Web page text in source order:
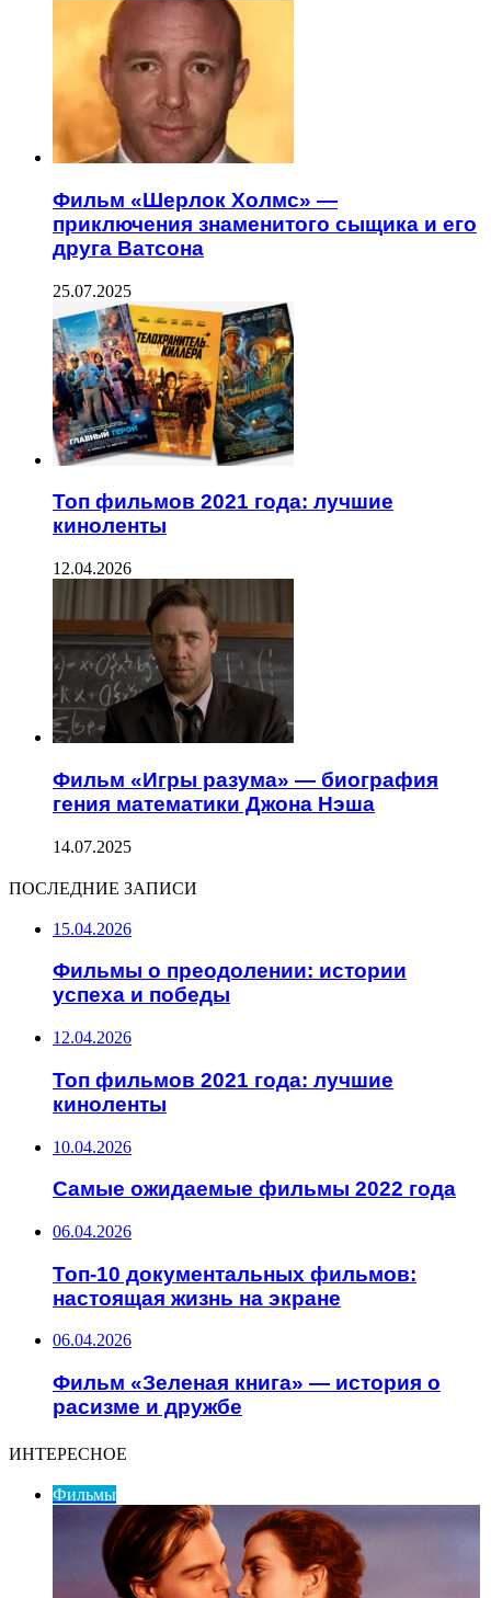
Фильм «Шерлок Холмс» —
приключения знаменитого сыщика и его
друга Ватсона
25.07.2025
Топ фильмов 2021 года: лучшие
киноленты
12.04.2026
Фильм «Игры разума» — биография
гения математики Джона Нэша
14.07.2025
ПОСЛЕДНИЕ ЗАПИСИ
15.04.2026
Фильмы о преодолении: истории
успеха и победы
12.04.2026
Топ фильмов 2021 года: лучшие
киноленты
10.04.2026
Самые ожидаемые фильмы 2022 года
06.04.2026
Топ-10 документальных фильмов:
настоящая жизнь на экране
06.04.2026
Фильм «Зеленая книга» — история о
расизме и дружбе
ИНТЕРЕСНОЕ
Фильмы